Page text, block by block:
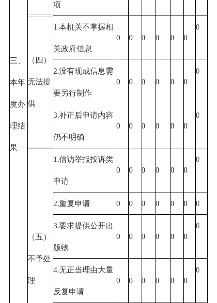
三、
本年
度办
理结
果
项
（四）
无法提
供
1.本机关不掌握相
关政府信息
0 0 0 0 0 0
0
2.没有现成信息需
要另行制作
0 0 0 0 0 0
0
3.补正后申请内容
仍不明确
0 0 0 0 0 0
0
（五）
不予处
理
1.信访举报投诉类
申请
0 0 0 0 0 0
0
2.重复申请 0 0 0 0 0 0 0
3.要求提供公开出
版物
0 0 0 0 0 0
0
4.无正当理由大量
反复申请
0 0 0 0 0 0
0